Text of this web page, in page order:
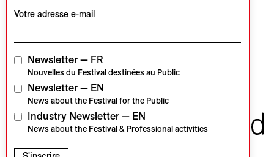
CH–1260 Nyon
Partenaires institutionnels
Votre adresse e-mail
Newsletter — FR
Nouvelles du Festival destinées au Public
Newsletter — EN
News about the Festival for the Public
Industry Newsletter — EN
News about the Festival & Professional activities